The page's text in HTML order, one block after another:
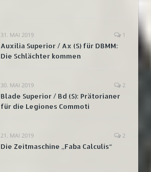
31. MAI 2019 1
Auxilia Superior / Ax (S) für DBMM:
Die Schlächter kommen
30. MAI 2019 2
Blade Superior / Bd (S): Prätorianer
für die Legiones Commoti
21. MAI 2019 2
Die Zeitmaschine „Faba Calculis“